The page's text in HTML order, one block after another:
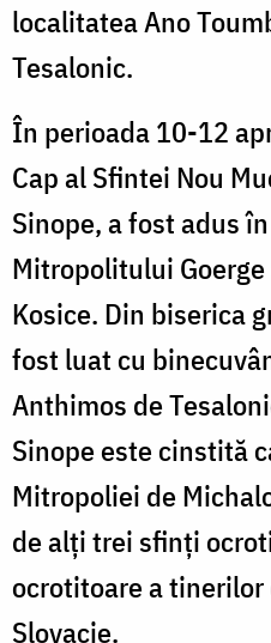
localitatea Ano
Tesalonic.
În perioada 10-12
Cap al Sfintei Nou
Sinope, a fost adus
Mitropolitului
Kosice. Din biserica
fost luat cu
Anthimos de
Sinope este cinstită
Mitropoliei de
de alți trei sfinți
ocrotitoare a
Slovacie.